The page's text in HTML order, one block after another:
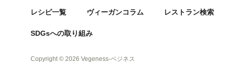
レシピ一覧 ヴィーガンコラム レストラン検索
SDGsへの取り組み
Copyright © 2026 Vegeness-ベジネス